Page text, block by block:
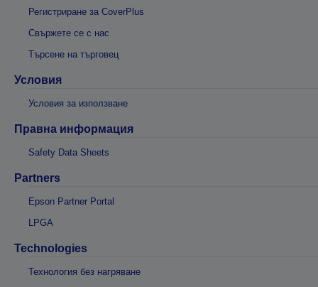
Регистриране за CoverPlus
Свържете се с нас
Търсене на търговец
Условия
Условия за използване
Правна информация
Safety Data Sheets
Partners
Epson Partner Portal
LPGA
Technologies
Технология без нагряване